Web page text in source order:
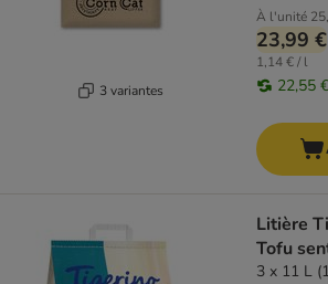
3 variantes
À l'unité
23,99 €
1,14 € / l
22,55 €
Litière
Tofu
3 x 11 L